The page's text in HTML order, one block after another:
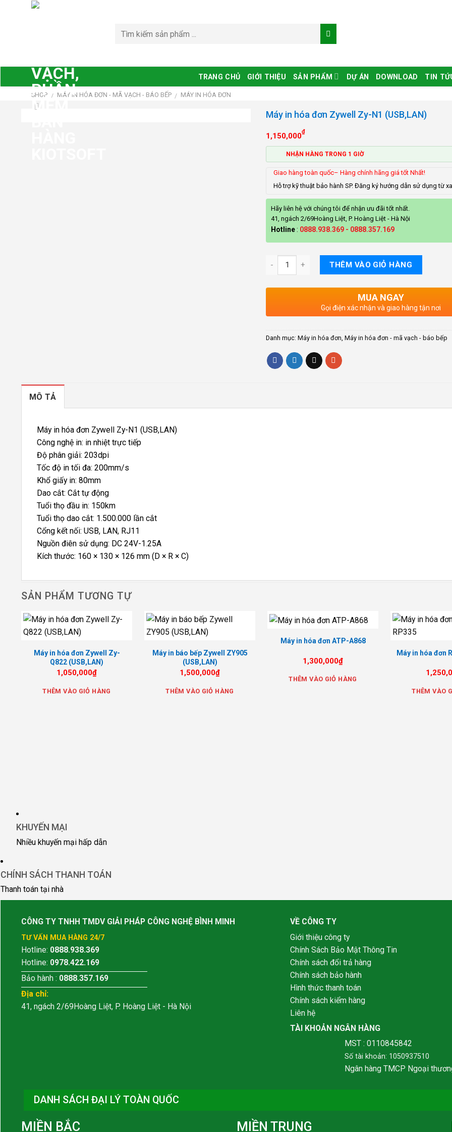
TRANG CHỦ GIỚI THIỆU SẢN PHẨM DỰ ÁN DOWNLOAD TIN
SHOP / MÁY IN HÓA ĐƠN - MÃ VẠCH - BÁO BẾP / MÁY IN HÓA ĐƠN
Máy in hóa đơn Zywell Zy-N1 (USB,LAN)
1,150,000₫
NHẬN HÀNG TRONG 1 GIỜ
Giao hàng toàn quốc– Hàng chính hãng giá tốt Nhất!
Hỗ trợ kỹ thuật bảo hành SP. Đăng ký hướng dẫn sử dụng từ xa
Hãy liên hệ với chúng tôi để nhận ưu đãi tốt nhất.
41, ngách 2/69Hoàng Liệt, P. Hoàng Liệt - Hà Nội
Hotline: 0888.938.369 - 0888.357.169
THÊM VÀO GIỎ HÀNG
MUA NGAY
Gọi điện xác nhận và giao hàng tận nơi
Danh mục: Máy in hóa đơn, Máy in hóa đơn - mã vạch - báo bếp
MÔ TẢ
Máy in hóa đơn Zywell Zy-N1 (USB,LAN)
Công nghệ in: in nhiệt trực tiếp
Độ phân giải: 203dpi
Tốc độ in tối đa: 200mm/s
Khổ giấy in: 80mm
Dao cắt: Cắt tự động
Tuổi thọ đầu in: 150km
Tuổi thọ dao cắt: 1.500.000 lần cắt
Cổng kết nối: USB, LAN, RJ11
Nguồn điên sử dụng: DC 24V-1.25A
Kích thước: 160 × 130 × 126 mm (D × R × C)
SẢN PHẨM TƯƠNG TỰ
Máy in hóa đơn Zywell Zy-
Q822 (USB,LAN)
1,050,000₫
THÊM VÀO GIỎ HÀNG
Máy in báo bếp Zywell ZY905
(USB,LAN)
1,500,000₫
THÊM VÀO GIỎ HÀNG
Máy in hóa đơn ATP-A868
1,300,000₫
THÊM VÀO GIỎ HÀNG
Máy in hóa đơn
THÊM VÀO
KHUYẾN MẠI
Nhiều khuyến mại hấp dẫn
CHÍNH SÁCH THANH TOÁN
Thanh toán tại nhà
CÔNG TY TNHH TMDV GIẢI PHÁP CÔNG NGHỆ BÌNH MINH
TƯ VẤN MUA HÀNG 24/7
Hotline: 0888.938.369
Hotline: 0978.422.169
Bảo hành : 0888.357.169
Địa chỉ:
41, ngách 2/69Hoàng Liệt, P. Hoàng Liệt - Hà Nội
VỀ CÔNG TY
Giới thiệu công ty
Chính Sách Bảo Mật Thông Tin
Chính sách đổi trả hàng
Chính sách bảo hành
Hình thức thanh toán
Chính sách kiểm hàng
Liên hệ
TÀI KHOẢN NGÂN HÀNG
MST : 0110845842
Số tài khoản: 1050937510
Ngân hàng TMCP Ngoại
DANH SÁCH ĐẠI LÝ TOÀN QUỐC
MIỀN BẮC MIỀN TRUNG